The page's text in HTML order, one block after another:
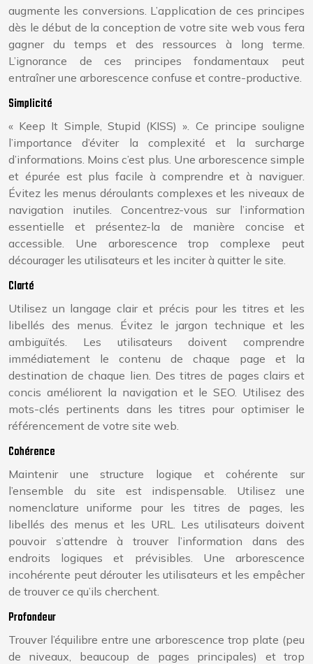
augmente les conversions. L’application de ces principes
dès le début de la conception de votre site web vous fera
gagner du temps et des ressources à long terme.
L’ignorance de ces principes fondamentaux peut
entraîner une arborescence confuse et contre-productive.
Simplicité
« Keep It Simple, Stupid (KISS) ». Ce principe souligne
l’importance d’éviter la complexité et la surcharge
d’informations. Moins c’est plus. Une arborescence simple
et épurée est plus facile à comprendre et à naviguer.
Évitez les menus déroulants complexes et les niveaux de
navigation inutiles. Concentrez-vous sur l’information
essentielle et présentez-la de manière concise et
accessible. Une arborescence trop complexe peut
décourager les utilisateurs et les inciter à quitter le site.
Clarté
Utilisez un langage clair et précis pour les titres et les
libellés des menus. Évitez le jargon technique et les
ambiguïtés. Les utilisateurs doivent comprendre
immédiatement le contenu de chaque page et la
destination de chaque lien. Des titres de pages clairs et
concis améliorent la navigation et le SEO. Utilisez des
mots-clés pertinents dans les titres pour optimiser le
référencement de votre site web.
Cohérence
Maintenir une structure logique et cohérente sur
l’ensemble du site est indispensable. Utilisez une
nomenclature uniforme pour les titres de pages, les
libellés des menus et les URL. Les utilisateurs doivent
pouvoir s’attendre à trouver l’information dans des
endroits logiques et prévisibles. Une arborescence
incohérente peut dérouter les utilisateurs et les empêcher
de trouver ce qu’ils cherchent.
Profondeur
Trouver l’équilibre entre une arborescence trop plate (peu
de niveaux, beaucoup de pages principales) et trop